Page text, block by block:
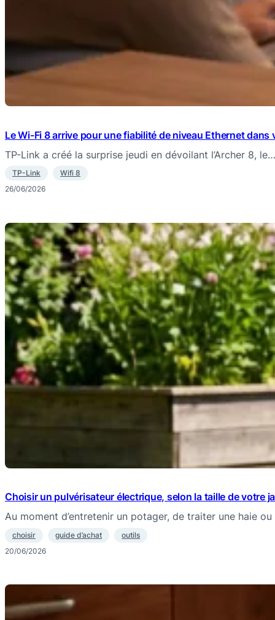
Le Wi-Fi 8 arrive pour une fiabilité de niveau Ethernet dans
TP-Link a créé la surprise jeudi en dévoilant l’Archer 8, le…
TP-Link
Wifi 8
26/06/2026
Choisir un pulvérisateur électrique, selon la taille de votre
Au moment d’entretenir un potager, de traiter une haie
choisir guide d’achat
outils
20/06/2026